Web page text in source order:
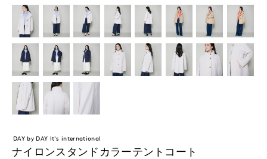
DAY by DAY It's international
ナイロンスタンドカラーテントコート